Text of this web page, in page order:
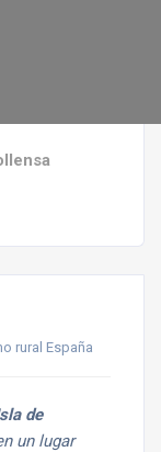
rural España
de
un lugar